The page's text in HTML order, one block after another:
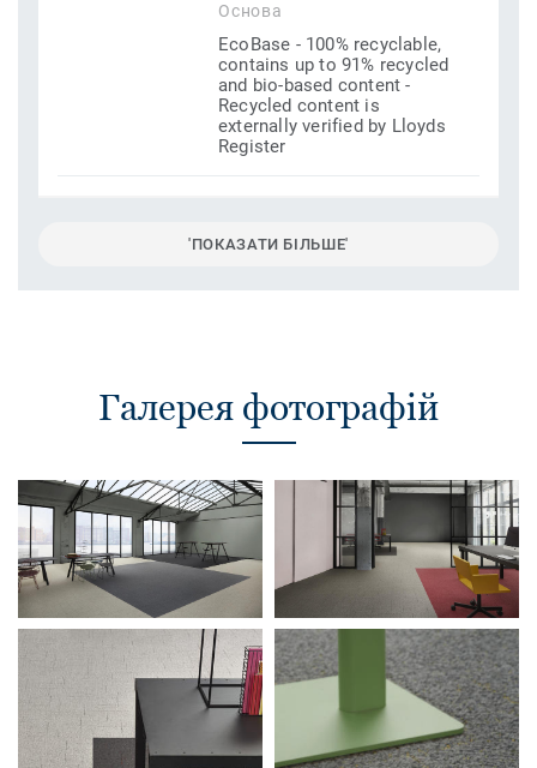
Основа
EcoBase - 100% recyclable,
contains up to 91% recycled
and bio-based content -
Recycled content is
externally verified by Lloyds
Register
'ПОКАЗАТИ БІЛЬШЕ'
Галерея фотографій